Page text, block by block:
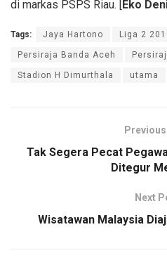
di markas PSPS Riau. [Eko
Tags: Jaya Hartono Liga 2
Persiraja Banda Aceh
Stadion H Dimurthala utama
Tak Segera Pecat
Ditegur
Next
Wisatawan Malaysia